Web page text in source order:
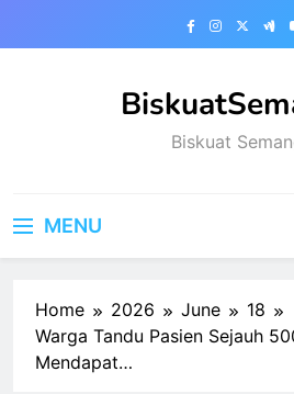
Biskuat
MENU
Home 2026 June
18
Warga Tandu Pasien Sejauh
Mendapat…